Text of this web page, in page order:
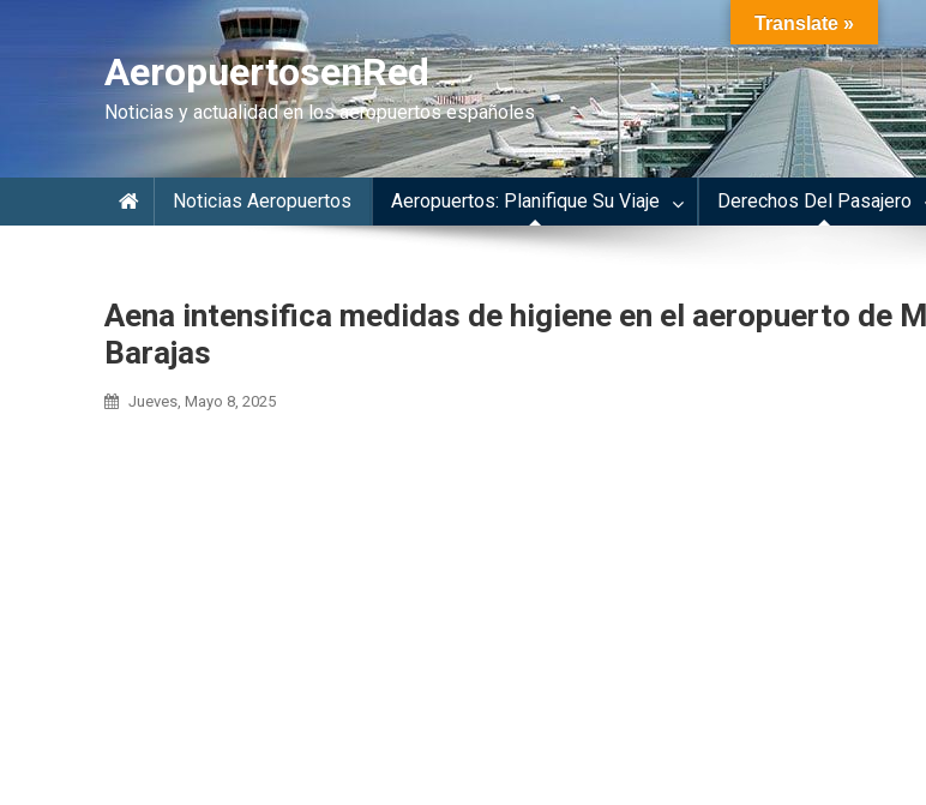
AeropuertosenRed
Noticias y actualidad en los aeropuertos españoles
Noticias Aeropuertos Aeropuertos: Planifique Su Viaje Derechos Del Pasajero
Aena intensifica medidas de higiene en el aeropuerto de
Barajas
Jueves, Mayo 8, 2025
Translate »